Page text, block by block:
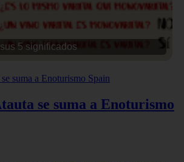
12 canciones que debes conocer
se suma a Enoturismo